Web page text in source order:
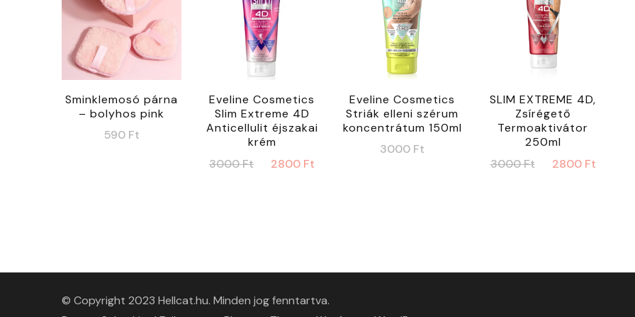
Sminklemosó párna
– bolyhos pink
590 Ft
Eveline Cosmetics
Slim Extreme 4D
Anticellulit éjszakai
krém
3000Ft
Original
2800 Ft
Eveline Cosmetics
Striák elleni szérum
koncentrátum 150ml
3000 Ft
SLIM EXTREME 4D,
Zsírégető
Termoaktivátor
250ml
3000Ft
Original
2800 Ft
© Copyright 2023 Hellcat.hu. Minden jog fenntartva.